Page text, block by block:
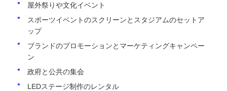
屋外祭りや文化イベント
スポーツイベントのスクリーンとスタジアムのセットア
ップ
ブランドのプロモーションとマーケティングキャンペー
ン
政府と公共の集会
LEDステージ制作のレンタル